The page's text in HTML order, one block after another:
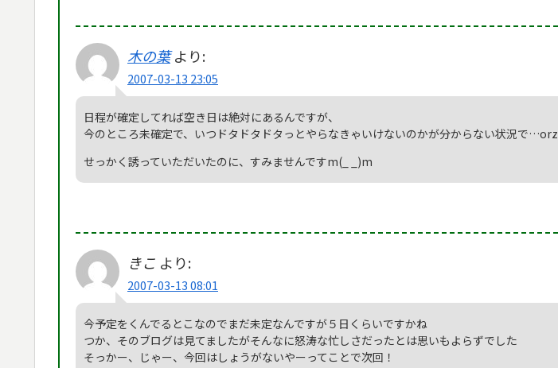
木の葉 より:
2007-03-13 23:05
日程が確定してれば空き日は絶対にあるんですが、
今のところ未確定で、いつドタドタドタっとやらなきゃいけないのかが分からない状況で…orz
せっかく誘っていただいたのに、すみませんですm(_ _)m
きこ より:
2007-03-13 08:01
今予定をくんでるとこなのでまだ未定なんですが５日くらいですかね
つか、そのブログは見てましたがそんなに怒涛な忙しさだったとは思いもよらずでした
そっかー、じゃー、今回はしょうがないやーってことで次回！